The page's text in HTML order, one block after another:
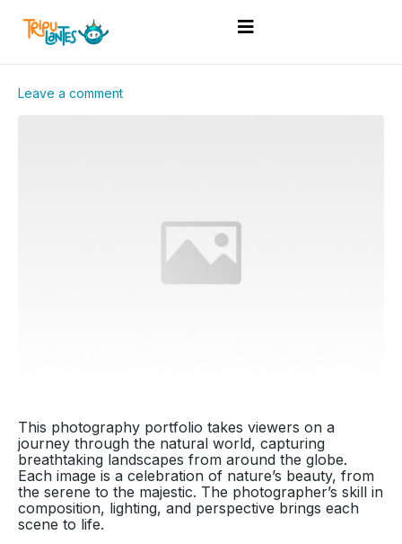
Leave a comment
This photography portfolio takes viewers on a
journey through the natural world, capturing
breathtaking landscapes from around the globe.
Each image is a celebration of nature’s beauty, from
the serene to the majestic. The photographer’s skill in
composition, lighting, and perspective brings each
scene to life.